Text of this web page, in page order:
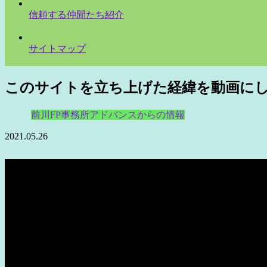
信頼する仲間たち紹介
サイトマップ
このサイトを立ち上げた経緯を動画に
前川FP事務所アドバンスからの情報
2021.05.26